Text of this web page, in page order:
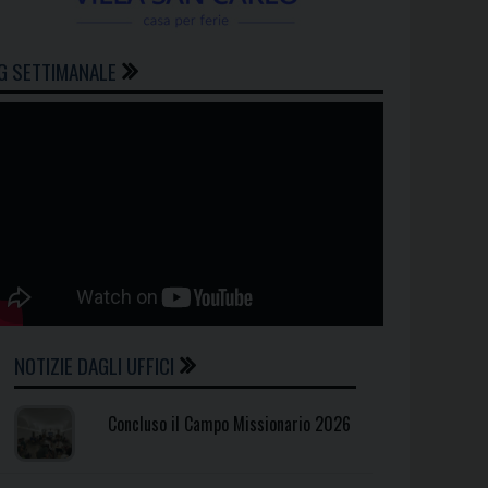
SETTIMANALE
NOTIZIE DAGLI UFFICI
Concluso il Campo Missionario 2026